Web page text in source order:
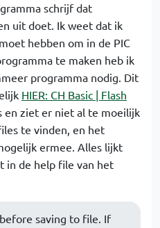
schrijf dat
uit doet. Ik weet dat ik
hebben om in de PIC
te maken heb ik
programma nodig. Dit
HIER: CH Basic | Flash
en ziet er niet al te moeilijk
te vinden, en het
ermee. Alles lijkt
in de help file van het
saving to file. If